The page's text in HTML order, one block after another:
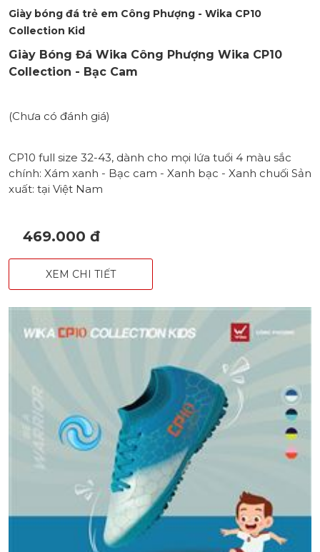
Giày bóng đá trẻ em Công Phượng - Wika CP10
Collection Kid
Giày Bóng Đá Wika Công Phượng Wika CP10
Collection - Bạc Cam
(Chưa có đánh giá)
CP10 full size 32-43, dành cho mọi lứa tuổi 4 màu sắc
chính: Xám xanh - Bạc cam - Xanh bạc - Xanh chuối Sản
xuất: tại Việt Nam
469.000 đ
XEM CHI TIẾT